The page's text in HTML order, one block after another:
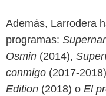
Además, Larrodera
programas:
Osmin (2014),
conmigo (2017-
Edition (2018) o El